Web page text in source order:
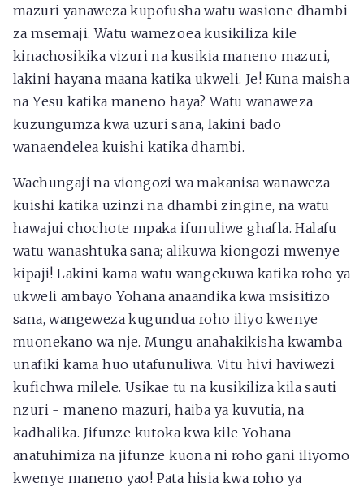
mazuri yanaweza kupofusha watu wasione dhambi
za msemaji. Watu wamezoea kusikiliza kile
kinachosikika vizuri na kusikia maneno mazuri,
lakini hayana maana katika ukweli. Je! Kuna maisha
na Yesu katika maneno haya? Watu wanaweza
kuzungumza kwa uzuri sana, lakini bado
wanaendelea kuishi katika dhambi.
Wachungaji na viongozi wa makanisa wanaweza
kuishi katika uzinzi na dhambi zingine, na watu
hawajui chochote mpaka ifunuliwe ghafla. Halafu
watu wanashtuka sana; alikuwa kiongozi mwenye
kipaji! Lakini kama watu wangekuwa katika roho ya
ukweli ambayo Yohana anaandika kwa msisitizo
sana, wangeweza kugundua roho iliyo kwenye
muonekano wa nje. Mungu anahakikisha kwamba
unafiki kama huo utafunuliwa. Vitu hivi haviwezi
kufichwa milele. Usikae tu na kusikiliza kila sauti
nzuri - maneno mazuri, haiba ya kuvutia, na
kadhalika. Jifunze kutoka kwa kile Yohana
anatuhimiza na jifunze kuona ni roho gani iliyomo
kwenye maneno yao! Pata hisia kwa roho ya